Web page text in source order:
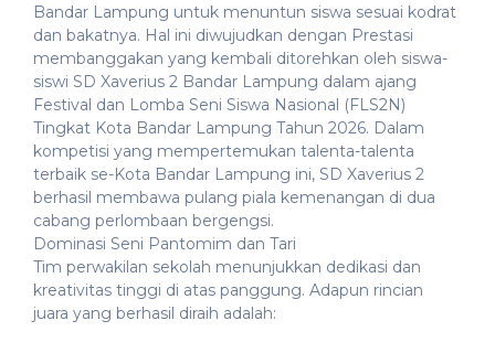
Bandar Lampung untuk menuntun siswa sesuai kodrat
dan bakatnya. Hal ini diwujudkan dengan Prestasi
membanggakan yang kembali ditorehkan oleh siswa-
siswi SD Xaverius 2 Bandar Lampung dalam ajang
Festival dan Lomba Seni Siswa Nasional (FLS2N)
Tingkat Kota Bandar Lampung Tahun 2026. Dalam
kompetisi yang mempertemukan talenta-talenta
terbaik se-Kota Bandar Lampung ini, SD Xaverius 2
berhasil membawa pulang piala kemenangan di dua
cabang perlombaan bergengsi.
​Dominasi Seni Pantomim dan Tari
​Tim perwakilan sekolah menunjukkan dedikasi dan
kreativitas tinggi di atas panggung. Adapun rincian
juara yang berhasil diraih adalah: